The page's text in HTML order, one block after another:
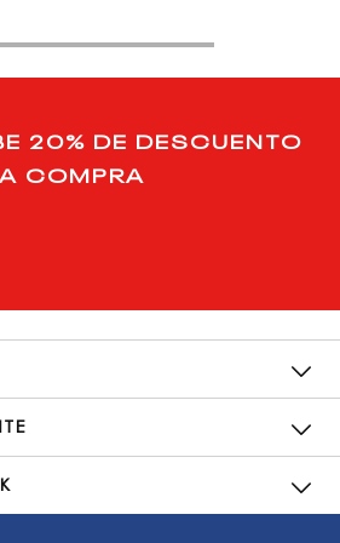
20% DE DESCUENTO
COMPRA